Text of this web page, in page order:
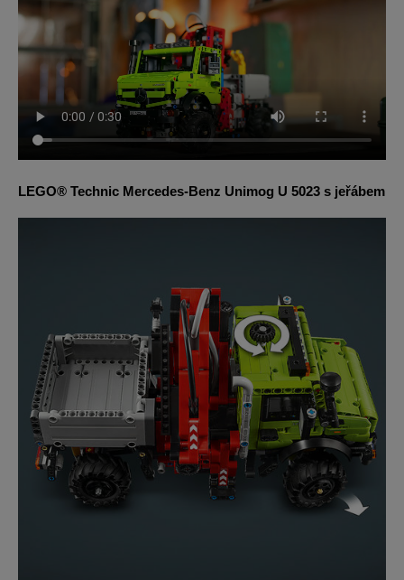
LEGO® Technic Mercedes-Benz Unimog U 5023 s jeřábem